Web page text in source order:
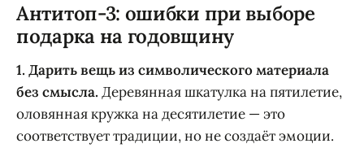
Антитоп-3: ошибки при выборе
подарка на годовщину
1. Дарить вещь из символического материала
без смысла. Деревянная шкатулка на пятилетие,
оловянная кружка на десятилетие — это
соответствует традиции, но не создаёт эмоции.